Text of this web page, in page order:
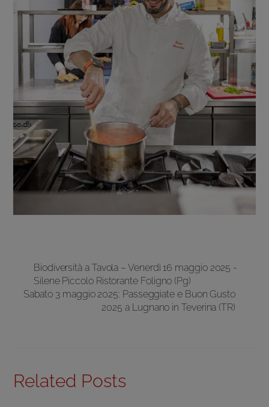
Biodiversità a Tavola – Venerdì 16 maggio​ 2025 -​
Silene Piccolo Ristorante Foligno (Pg)
Sabato 3 maggio 2025: Passeggiate e Buon Gusto
2025 a Lugnano in Teverina (TR)
Related Posts